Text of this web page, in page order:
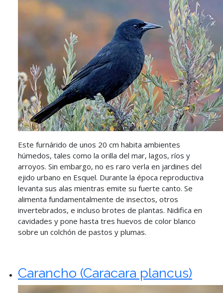
Este furnárido de unos 20 cm habita ambientes
húmedos, tales como la orilla del mar, lagos, ríos y
arroyos. Sin embargo, no es raro verla en jardines del
ejido urbano en Esquel. Durante la época reproductiva
levanta sus alas mientras emite su fuerte canto. Se
alimenta fundamentalmente de insectos, otros
invertebrados, e incluso brotes de plantas. Nidifica en
cavidades y pone hasta tres huevos de color blanco
sobre un colchón de pastos y plumas.
Carancho (Caracara plancus)